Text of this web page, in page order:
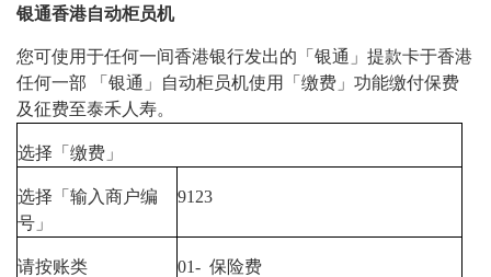
银通香港自动柜员机
您可使用于任何一间香港银行发出的「银通」提款卡于香港
任何一部 「银通」自动柜员机使用「缴费」功能缴付保费
及征费至泰禾人寿。
选择「缴费」
选择「输入商户编
号」
9123
请按账类 01- 保险费